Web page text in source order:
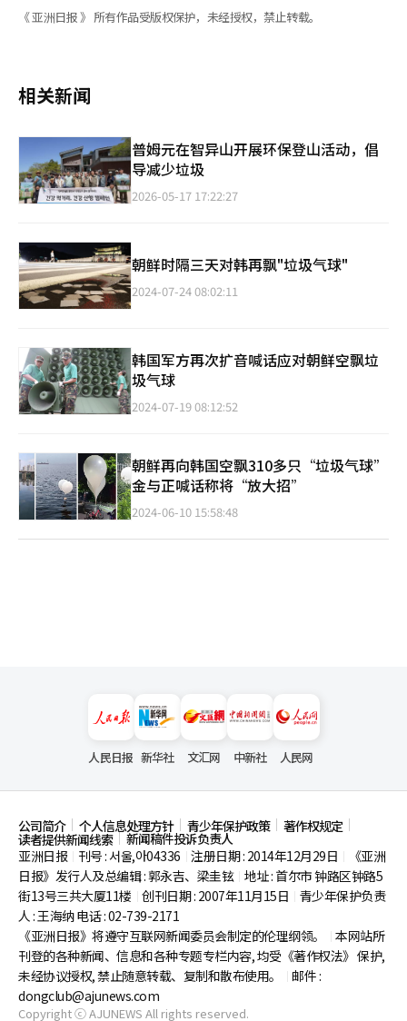
《 亚洲日报 》 所有作品受版权保护，未经授权，禁止转载。
相关新闻
普姆元在智异山开展环保登山活动，倡
导减少垃圾
2026-05-17 17:22:27
朝鲜时隔三天对韩再飘"垃圾气球"
2024-07-24 08:02:11
韩国军方再次扩音喊话应对朝鲜空飘垃
圾气球
2024-07-19 08:12:52
朝鲜再向韩国空飘310多只“垃圾气球”
金与正喊话称将“放大招”
2024-06-10 15:58:48
人民日报 新华社 文汇网 中新社 人民网
公司简介 个人信息处理方针 青少年保护政策 著作权规定
读者提供新闻线索
新闻稿件投诉负责人
亚洲日报
刊号 : 서울,아04336 注册日期 : 2014年12月29日
《亚洲
日报》发行人及总编辑 : 郭永吉、梁圭铉 地址 : 首尔市钟路区钟路5
街13号三共大厦11楼 创刊日期 : 2007年11月15日
青少年保护负责
人 : 王海纳 电话 : 02-739-2171
《亚洲日报》将遵守互联网新闻委员会制定的伦理纲领。
本网站所
刊登的各种新闻、信息和各种专题专栏内容, 均受《著作权法》 保护,
未经协议授权, 禁止随意转载、复制和散布使用。
邮件 :
dongclub@ajunews.com
Copyright ⓒ AJUNEWS All rights reserved.